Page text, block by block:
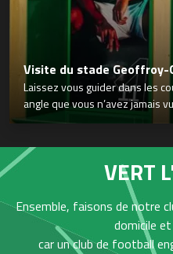
Visite du stade Geoffroy-
Laissez vous guider dans les
angle que vous n’avez jamais
VERT
Ensemble, faisons de notre
domicile
car un club de football